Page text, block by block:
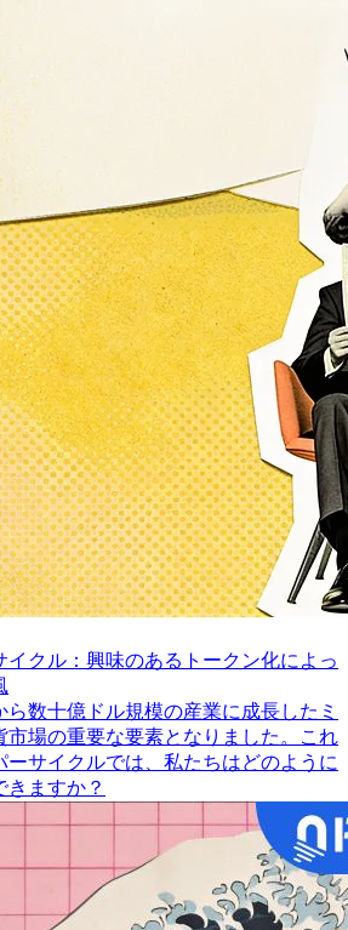
イクル：興味のあるトークン化によっ
数十億ドル規模の産業に成長したミ
市場の重要な要素となりました。これ
ーサイクルでは、私たちはどのように
ますか？